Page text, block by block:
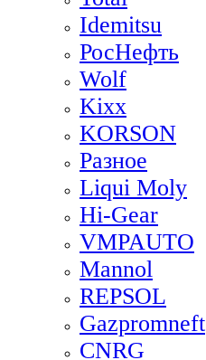
Idemitsu
РосНефть
Wolf
Kixx
KORSON
Разное
Liqui Moly
Hi-Gear
VMPAUTO
Mannol
REPSOL
Gazpromneft
CNRG